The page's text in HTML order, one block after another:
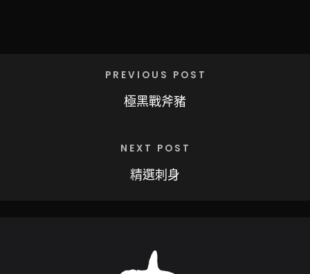
PREVIOUS POST
極黑戰斧豬
NEXT POST
精選刺身